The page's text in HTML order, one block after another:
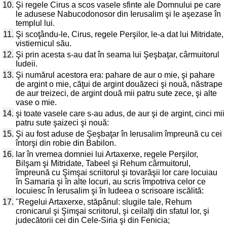
10. Şi regele Cirus a scos vasele sfinte ale Domnului pe care
le adusese Nabucodonosor din Ierusalim şi le aşezase în
templul lui.
11. Şi scoţându-le, Cirus, regele Perşilor, le-a dat lui Mitridate,
vistiernicul său.
12. Şi prin acesta s-au dat în seama lui Şeşbaţar, cârmuitorul
Iudeii.
13. Şi numărul acestora era: pahare de aur o mie, şi pahare
de argint o mie, căţui de argint douăzeci şi nouă, năstrape
de aur treizeci, de argint două mii patru sute zece, şi alte
vase o mie.
14. şi toate vasele care s-au adus, de aur şi de argint, cinci mii
patru sute şaizeci şi nouă:
15. Şi au fost aduse de Şeşbaţar în Ierusalim împreună cu cei
întorşi din robie din Babilon.
16. Iar în vremea domniei lui Artaxerxe, regele Perşilor,
Bilşam şi Mitridate, Tabeel şi Rehum cârmuitorul,
împreună cu Şimşai scriitorul şi tovarăşii lor care locuiau
în Samaria şi în alte locuri, au scris împotriva celor ce
locuiesc în Ierusalim şi în Iudeea o scrisoare iscălită:
17. "Regelui Artaxerxe, stăpânul: slugile tale, Rehum
cronicarul şi Şimşai scriitorul, şi ceilalţi din sfatul lor, şi
judecătorii cei din Cele-Siria şi din Fenicia;